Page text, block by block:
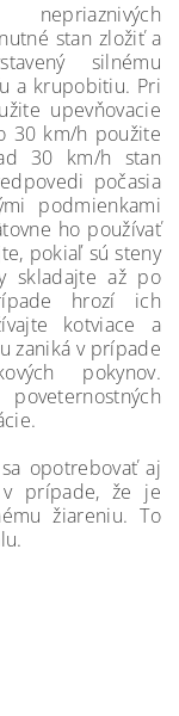
stan zložiť a
silnému
a krupobitiu. Pri
upevňovacie
30 km/h použite
30 km/h stan
počasia
podmienkami
ho používať
pokiaľ sú steny
skladajte až po
hrozí ich
kotviace a
zaniká v prípade
pokynov.
opotrebovať aj
v prípade, že je
žiareniu. To